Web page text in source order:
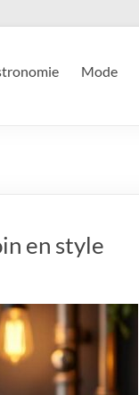
Mode
en style